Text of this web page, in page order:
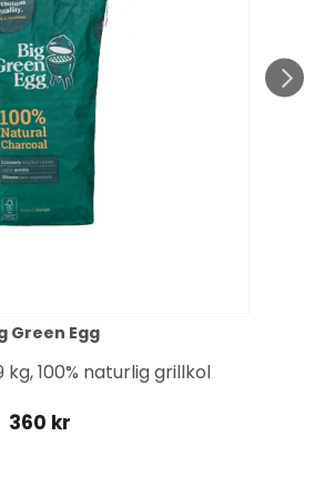
Green Egg
kg, 100% naturlig grillkol
360 kr